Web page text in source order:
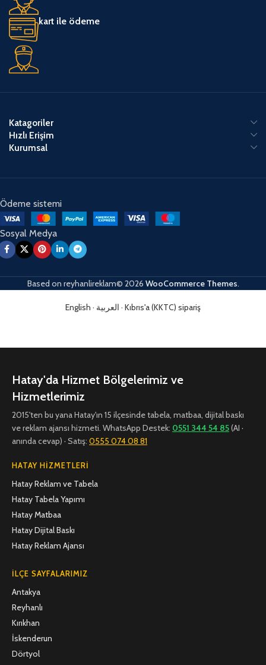
kart ile ödeme
Katagoriler
Hızlı Erişim
Kurumsal
Ödeme sistemi
Sosyal Medya
Based on reyhanlireklam© 2026 WooCommerce Themes.
English · العربية · Kıbrıs'a (KKTC) sipariş
Hatay'da Hizmet Bölgelerimiz ve
Hizmetlerimiz
2015'ten bu yana Hatay'ın 15 ilçesinde tabela, matbaa, dijital baskı
ve reklam ajansı hizmeti. WhatsApp Destek: 0551 344 54 85(AI ·
anında cevap) · Satış: 0555 074 08 81
HATAY HIZMETLERI
Hatay Reklam ve Tabela
Hatay Tabela Yapımı
Hatay Matbaa
Hatay Dijital Baskı
Hatay Reklam Ajansı
İLÇE SAYFALARIMIZ
Antakya
Reyhanlı
Kırıkhan
İskenderun
Dörtyol